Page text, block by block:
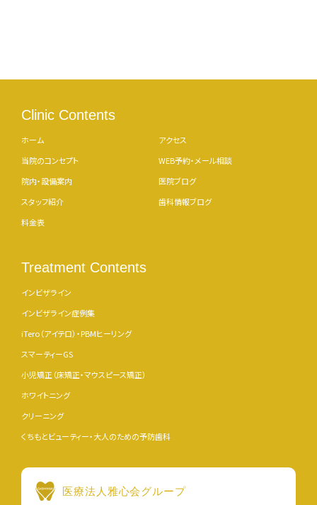
Clinic Contents
ホーム
当院のコンセプト
院内・設備案内
スタッフ紹介
料金表
アクセス
WEB予約・メール相談
医院ブログ
歯科情報ブログ
Treatment Contents
インビザライン
インビザライン症例集
iTero（アイテロ）・PBMヒーリング
スマーティーGS
小児矯正（床矯正・マウスピース矯正）
ホワイトニング
クリーニング
くちもとビューティー・大人のための予防歯科
医療法人雅心会グループ